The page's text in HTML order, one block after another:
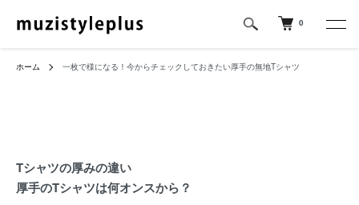
0
ホーム 一枚で様になる！今からチェックしておきたい厚手の無地Tシャツ
Tシャツの厚みの違い
厚手のTシャツは何オンスから？